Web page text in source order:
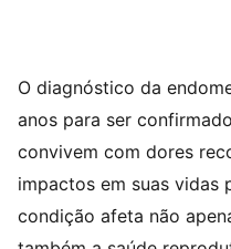
O diagnóstico da
anos para ser
convivem com dores
impactos em suas vidas
condição afeta não